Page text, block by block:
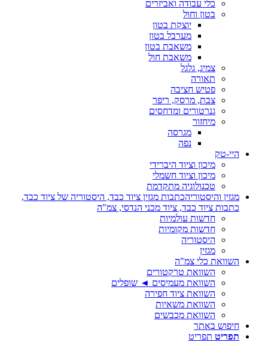
כלי עבודה ואביזרים
בטון וחול
יוצקת בטון
מערבל בטון
משאבת בטון
משאבת חול
צמיג, גלגל
תאורה
פטיש חציבה
צבת, מרסק, ריפר
גנרטורים ומדחסים
מיחזור
מגרסה
נפה
היי-טק
מיכון וציוד היברידי
מיכון וציוד חשמלי
טכנולוגיה מתקדמת
מגזין והיסטוריהכתבות מגזין ציוד כבד, היסטוריה של ציוד כבד,
כתבות ציוד כבד, ציוד מכני הנדסי, צמ"ה
חדשות עולמיות
חדשות מקומיות
היסטוריה
מגזין
השוואת כלי צמ"ה
השוואת טרקטורים
השוואת מעמיסים ◄ שופלים
השוואת ציוד חפירה
השוואת משאיות
השוואת מכבשים
חיפוש באתר
תפריט תפריט